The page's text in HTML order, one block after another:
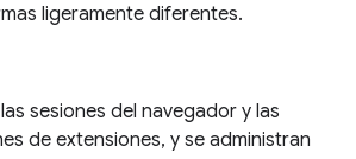
ligeramente diferentes.
sesiones del navegador y las
de extensiones, y se administran